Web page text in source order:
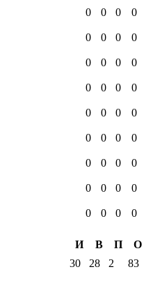
0 0 0 0
0 0 0 0
0 0 0 0
0 0 0 0
0 0 0 0
0 0 0 0
0 0 0 0
0 0 0 0
0 0 0
0
И В П
О
30 28 2 83